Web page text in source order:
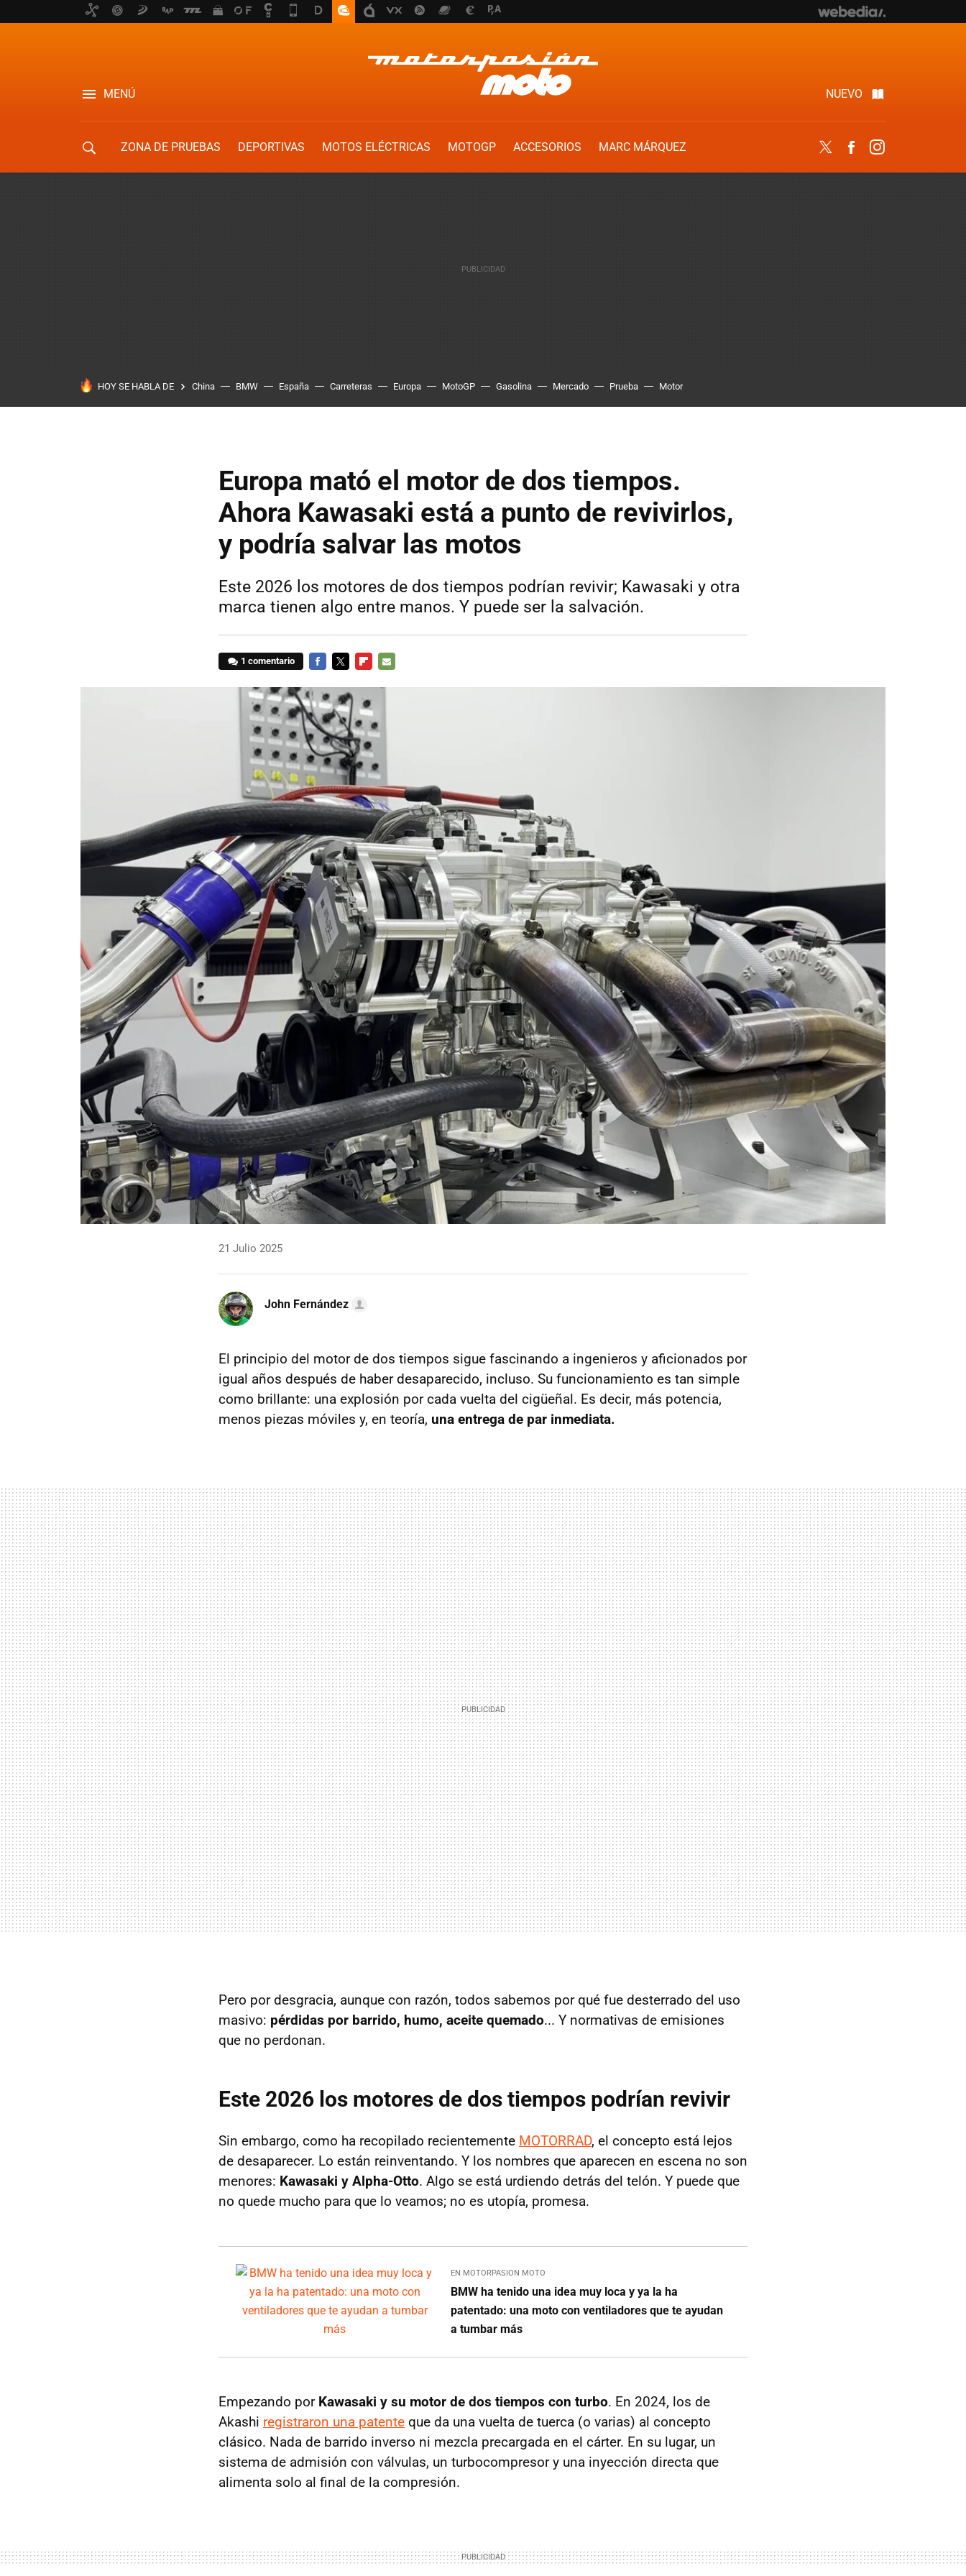
MENÚ NUEVO
ZONA DE PRUEBAS DEPORTIVAS MOTOS ELÉCTRICAS MOTOGP ACCESORIOS
MARC MÁRQUEZ
Twitter Facebook
HOY SE HABLA DE China BMW España Carreteras Europa MotoGP Gasolina Mercado Prueba Motor
Europa mató el motor de dos tiempos.
Ahora Kawasaki está a punto de revivirlos,
y podría salvar las motos
Este 2026 los motores de dos tiempos podrían revivir; Kawasaki y otra
marca tienen algo entre manos. Y puede ser la salvación.
1 comentario
21 Julio 2025
John Fernández
El principio del motor de dos tiempos sigue fascinando a ingenieros y aficionados por
igual años después de haber desaparecido, incluso. Su funcionamiento es tan simple
como brillante: una explosión por cada vuelta del cigüeñal. Es decir, más potencia,
menos piezas móviles y, en teoría, una entrega de par inmediata.
Pero por desgracia, aunque con razón, todos sabemos por qué fue desterrado del uso
masivo: pérdidas por barrido, humo, aceite quemado... Y normativas de emisiones
que no perdonan.
Este 2026 los motores de dos tiempos podrían revivir
Sin embargo, como ha recopilado recientemente MOTORRAD, el concepto está lejos
de desaparecer. Lo están reinventando. Y los nombres que aparecen en escena no son
menores: Kawasaki y Alpha-Otto. Algo se está urdiendo detrás del telón. Y puede que
no quede mucho para que lo veamos; no es utopía, promesa.
EN MOTORPASION MOTO
BMW ha tenido una idea muy loca y ya la ha
patentado: una moto con ventiladores que te ayudan
a tumbar más
Empezando por Kawasaki y su motor de dos tiempos con turbo. En 2024, los de
Akashi registraron una patente que da una vuelta de tuerca (o varias) al concepto
clásico. Nada de barrido inverso ni mezcla precargada en el cárter. En su lugar, un
sistema de admisión con válvulas, un turbocompresor y una inyección directa que
alimenta solo al final de la compresión.